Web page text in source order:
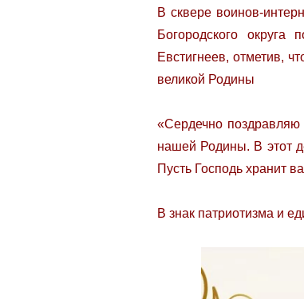
В сквере воинов-
Богородского
Евстигнеев, отметив,
великой Родины
«Сердечно поздравляю
нашей Родины. В этот
Пусть Господь хранит
В знак патриотизма и